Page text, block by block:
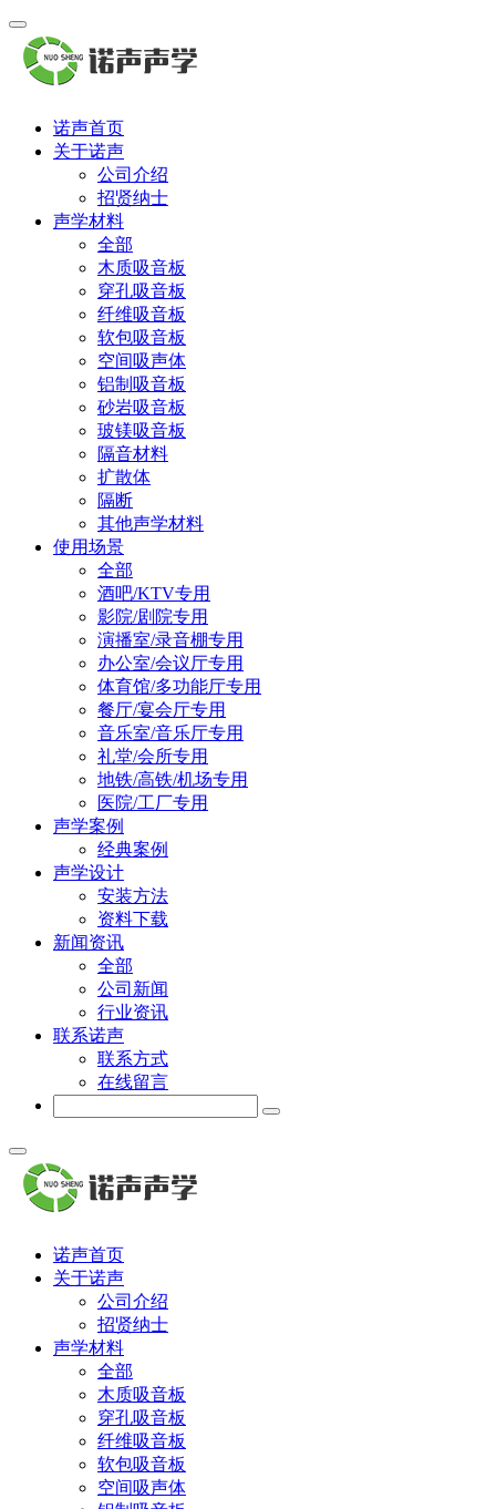
诺声首页
关于诺声
公司介绍
招贤纳士
声学材料
全部
木质吸音板
穿孔吸音板
纤维吸音板
软包吸音板
空间吸声体
铝制吸音板
砂岩吸音板
玻镁吸音板
隔音材料
扩散体
隔断
其他声学材料
使用场景
全部
酒吧/KTV专用
影院/剧院专用
演播室/录音棚专用
办公室/会议厅专用
体育馆/多功能厅专用
餐厅/宴会厅专用
音乐室/音乐厅专用
礼堂/会所专用
地铁/高铁/机场专用
医院/工厂专用
声学案例
经典案例
声学设计
安装方法
资料下载
新闻资讯
全部
公司新闻
行业资讯
联系诺声
联系方式
在线留言
诺声首页
关于诺声
公司介绍
招贤纳士
声学材料
全部
木质吸音板
穿孔吸音板
纤维吸音板
软包吸音板
空间吸声体